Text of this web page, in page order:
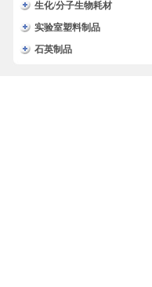
生化/分子生物耗材
实验室塑料制品
石英制品